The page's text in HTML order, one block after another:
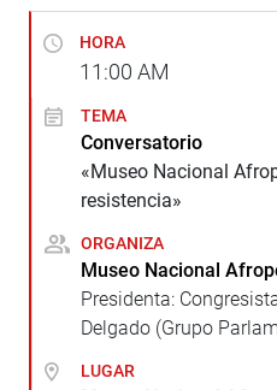
HORA
11:00 AM
TEMA
Conversatorio
«Museo Nacional
resistencia»
ORGANIZA
Museo Nacional
Presidenta:
Delgado (Grupo
LUGAR